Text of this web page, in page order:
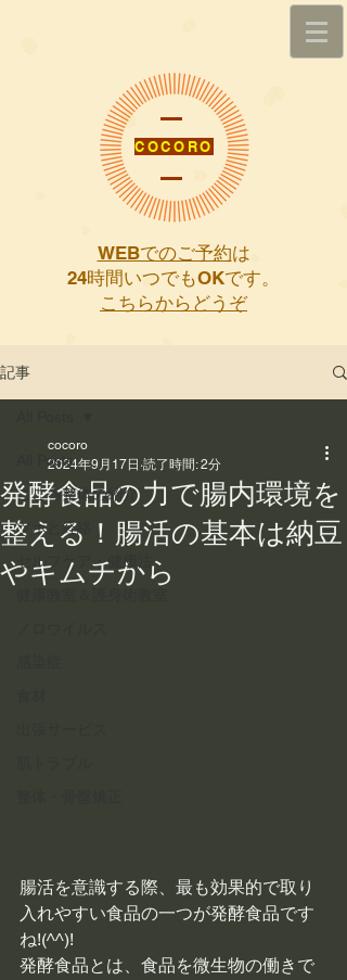
COCORO
WEBでのご予約は
​24時間いつでもOKです。
こちらからどうぞ
記事
All Posts
こころ整体の紹介
ツボと経絡
セルフケア・健康法
発酵食品の力で腸内環境を
整える！腸活の基本は納豆
やキムチから
cocoro
2024年9月17日 読了時間: 2分
腸活を意識する際、最も効果的で取り
入れやすい食品の一つが発酵食品です
ね!(^^)!
発酵食品とは、食品を微生物の働きで